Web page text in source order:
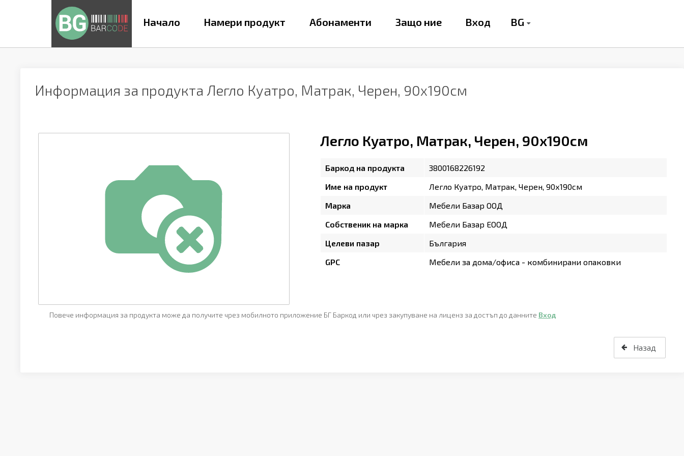
Начало Намери продукт Абонаменти Защо ние Вход BG
Информация за продукта Легло Куатро, Матрак, Черен, 90х190см
Легло Куатро, Матрак, Черен, 90х190см
Баркод на продукта
3800168226192
Име на продукт
Легло Куатро, Матрак, Черен, 90х190см
Марка
Мебели Базар ООД
Собственик на марка
Мебели Базар ЕООД
Целеви пазар
България
GPC
Мебели за дома/офиса - комбинирани опаковки
Повече информация за продукта може да получите чрез мобилното приложение БГ Баркод или чрез закупуване на лиценз за достъп до данните Вход
Назад